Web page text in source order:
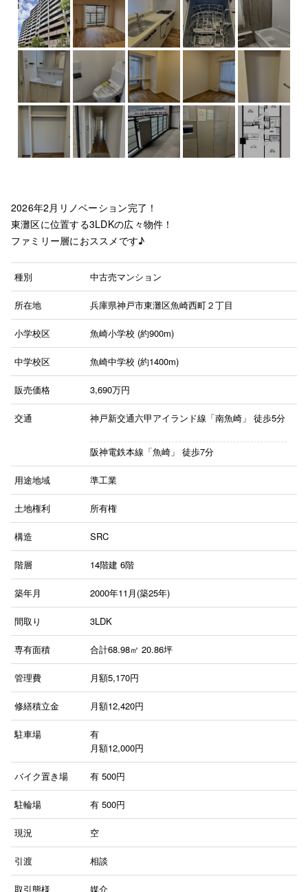
2026年2月リノベーション完了！
東灘区に位置する3LDKの広々物件！
ファミリー層におススメです♪
種別 中古売マンション
所在地 兵庫県神戸市東灘区魚崎西町２丁目
小学校区 魚崎小学校 (約900m)
中学校区 魚崎中学校 (約1400m)
販売価格 3,690万円
交通 神戸新交通六甲アイランド線「南魚崎」 徒歩5分
阪神電鉄本線「魚崎」 徒歩7分
用途地域 準工業
土地権利 所有権
構造 SRC
階層 14階建 6階
築年月 2000年11月(築25年)
間取り 3LDK
専有面積 合計68.98㎡ 20.86坪
管理費 月額5,170円
修繕積立金 月額12,420円
駐車場
有
月額12,000円
バイク置き場 有500円
駐輪場 有500円
現況 空
引渡 相談
取引態様 媒介